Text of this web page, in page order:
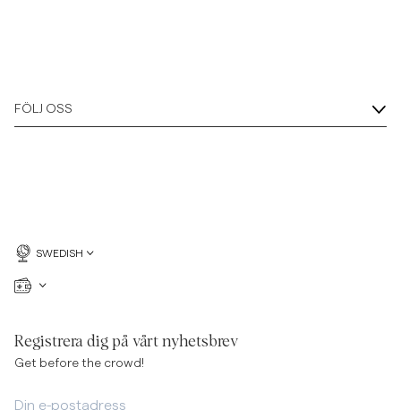
FÖLJ OSS
SWEDISH
Registrera dig på vårt nyhetsbrev
Get before the crowd!